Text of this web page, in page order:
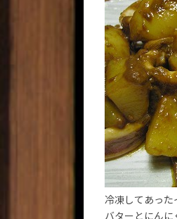
冷凍してあった
バターとにんに